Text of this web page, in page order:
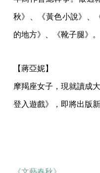
秋》、《黃色小說》、
的地方》、《靴子腿》。
【蔣亞妮】
摩羯座女子，現就讀成
登入遊戲》，即將出版